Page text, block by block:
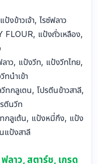
งข้าวเจ้า, ไรซ์ฟลาว
FLOUR, แป้งถั่วเหลือง,
าว, แป้งวีท, แป้งวีทไทย,
นำเข้า
กลูเตน, โปรตีนข้าวสาลี,
ตีนวีท
กลูเต้น, แป้งหมี่กึง, แป้ง
แป้งสาลี
ลาว, สตาร์ช, เกรด